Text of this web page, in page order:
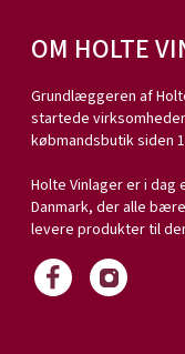
OM HOLTE
Grundlæggeren af
startede
købmandsbutik siden
Holte Vinlager er i
Danmark, der alle
levere produkter til